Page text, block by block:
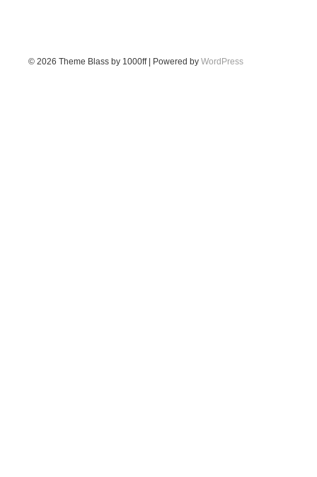
© 2026 Theme Blass by 1000ff | Powered by WordPress